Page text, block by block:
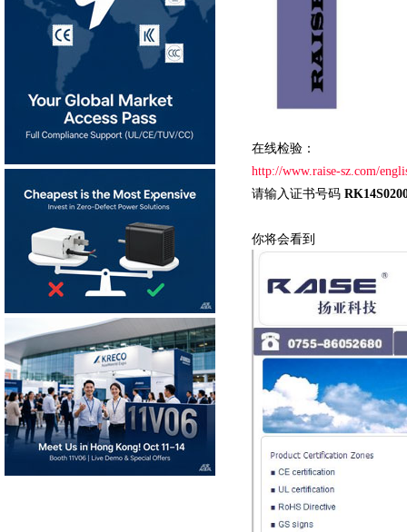
在线检验：
http://www.raise-sz.com/
请输入证书号码
你将会看到